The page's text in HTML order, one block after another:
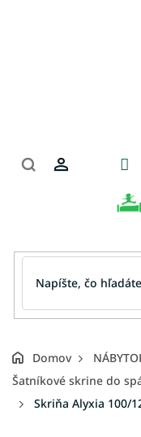
Domov
Šatníkové skrine do
Skriňa Alyxia 100/